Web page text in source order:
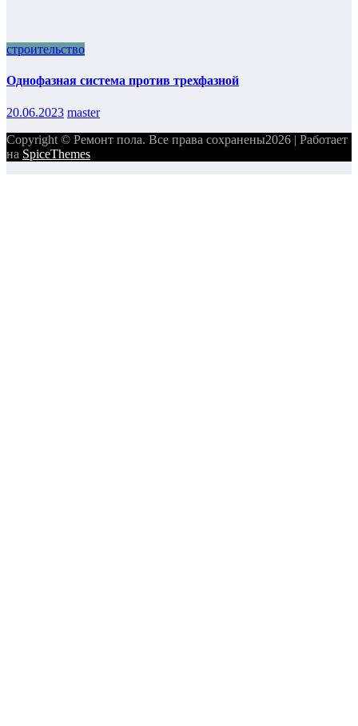
строительство
Однофазная система против трехфазной
20.06.2023 master
Copyright © Ремонт пола. Все права сохранены2026 | Работает
на SpiceThemes